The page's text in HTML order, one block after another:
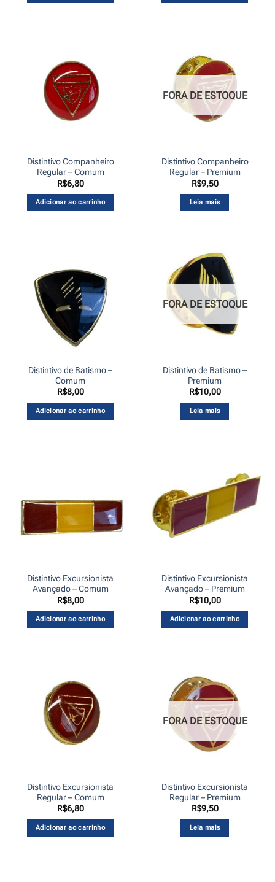
Distintivo Companheiro
Regular – Comum
R$6,80
Adicionar ao carrinho
FORA DE ESTOQUE
Distintivo Companheiro
Regular – Premium
R$9,50
Leia mais
Distintivo de Batismo –
Comum
R$8,00
Adicionar ao carrinho
FORA DE ESTOQUE
Distintivo de Batismo –
Premium
R$10,00
Leia mais
Distintivo Excursionista
Avançado – Comum
R$8,00
Adicionar ao carrinho
Distintivo Excursionista
Avançado – Premium
R$10,00
Adicionar ao carrinho
Distintivo Excursionista
Regular – Comum
R$6,80
Adicionar ao carrinho
FORA DE ESTOQUE
Distintivo Excursionista
Regular – Premium
R$9,50
Leia mais